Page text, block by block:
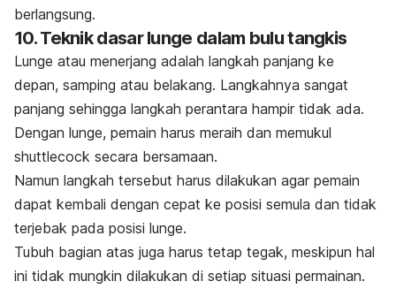
berlangsung.
10. Teknik dasarlunge dalam bulu tangkis
Lunge atau menerjang adalah langkah panjang ke
depan, samping atau belakang. Langkahnya sangat
panjang sehingga langkah perantara hampir tidak ada.
Dengan lunge, pemain harus meraih dan memukul
shuttlecock secara bersamaan.
Namun langkah tersebut harus dilakukan agar pemain
dapat kembali dengan cepat ke posisi semula dan tidak
terjebak pada posisi lunge.
Tubuh bagian atas juga harus tetap tegak, meskipun hal
ini tidak mungkin dilakukan di setiap situasi permainan.